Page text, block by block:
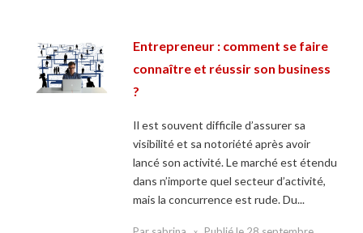
Entrepreneur : comment se faire
connaître et réussir son business
?
Il est souvent difficile d’assurer sa
visibilité et sa notoriété après avoir
lancé son activité. Le marché est étendu
dans n’importe quel secteur d’activité,
mais la concurrence est rude. Du...